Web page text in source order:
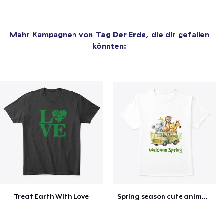
Mehr Kampagnen von Tag Der Erde, die dir gefallen
könnten:
Treat Earth With Love Spring season cute animal kids tshirt